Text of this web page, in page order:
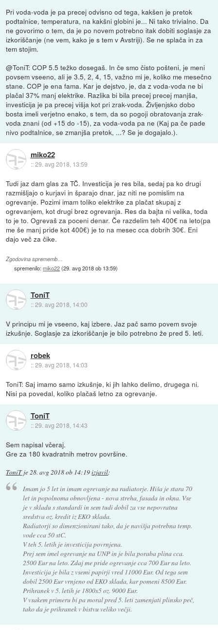
Pri voda-voda je pa precej odvisno od tega, kakšen je pretok
podtalnice, temperatura, na kakšni globini je... Ni tako trivialno. Da
ne govorimo o tem, da je po novem potrebno itak dobiti soglasje za
izkoriščanje (ne vem, kako je s tem v Avstriji). Se ne splača in za
tem stojim.
@ToniT: COP 5.5 težko dosegaš. In če smo čisto pošteni, je meni
povsem vseeno, ali je 3.5, 2, 4, 15, važno mi je, koliko me mesečno
stane. COP je ena fama. Kar je dejstvo, je, da z voda-voda ne bi
plačal 37% manj elektrike. Razlika bi bila precej precej manjša,
investicija je pa precej višja kot pri zrak-voda. Življenjsko dobo
bosta imeli verjetno enako, s tem, da so pogoji obratovanja zrak-
voda znani (od +15 do -15), za voda-voda pa ne (Kaj pa če pade
nivo podtalnice, se zmanjša pretok, ...? Se je dogajalo.).
miko22
::29. avg 2018, 13:59
Tudi jaz dam glas za TČ. Investicija je res bila, sedaj pa ko drugi
razmišljajo o kurjavi in šparajo dnar, jaz niti ne pomislim na
ogrevanje. Pozimi imam toliko elektrike za plačat skupaj z
ogrevanjem, kot drugi brez ogrevanja. Res da bajta ni velika, toda
to je to. Ogrevaš za poceni denar. Če razdelim teh 400€ na leto(pa
me še manj pride kot 400€) je to na mesec cca dobrih 30€. Eni
dajo več za čike.
Zgodovina sprememb…
spremenilo:miko22(29. avg 2018 ob 13:59)
ToniT
::29. avg 2018, 14:00
V principu mi je vseeno, kaj izbere. Jaz pač samo povem svoje
izkušnje. Soglasje za izkoriščanje je bilo potrebno že pred 5. leti.
robek
::29. avg 2018, 14:03
ToniT: Saj imamo samo izkušnje, ki jih lahko delimo, drugega ni.
Nisi pa povedal, koliko plačaš letno za ogrevanje.
ToniT
::29. avg 2018, 14:43
Sem napisal včeraj.
Gre za 180 kvadratnih metrov površine.
ToniTje28. avg 2018 ob 14:19izjavil:
Imam jo 5 let in imam ogrevanje na radiatorje. Hiša je stara 70
let in popolnoma obnovljena - nova streha, fasada in okna. Vse
je v skladu s standardi in sem tudi dobil za vse nepovratna
sredstva oz. kredit iz EKO sklada.
Radiatorji so dimenzionirani tako, da je navišja potrebna temp.
vode cca 50 stC.
V teh 5. letih je investicija povrnjena.
Prej sem imel ogrevanje na UNP in je bila poraba plina cca.
2500 Eur na leto. Zdaj me pride ogrevanje cca 700 Eur na leto.
Investicija je bila z vsemi papirji vred 11000 Eur. Od tega sem
dobil 2500 Eur vrnjeno od EKO sklada, kar pomeni 8500 Eur.
Prihranek v 5. letih je 1800x5 oz. 9000 Eur.
V vsakem primeru bi pa moral pred 5. leti zamenjati plinsko peč,
tako da je prihranek v bistvu veliko večji.